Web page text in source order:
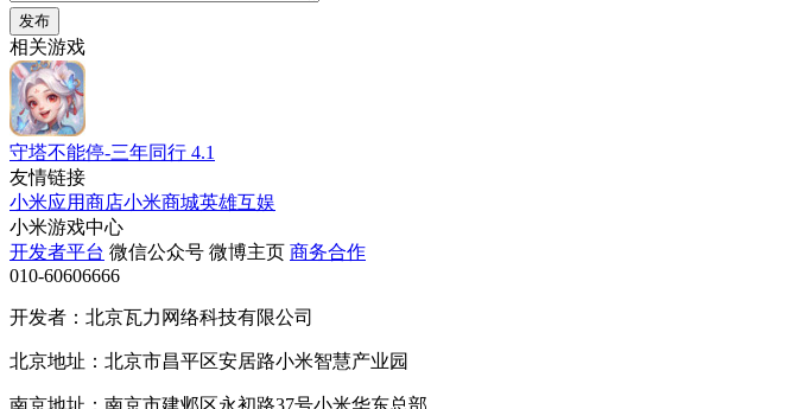
发布
相关游戏
守塔不能停-三年同行 4.1
友情链接
小米应用商店小米商城英雄互娱
小米游戏中心
开发者平台 微信公众号 微博主页 商务合作
010-60606666
开发者：北京瓦力网络科技有限公司
北京地址：北京市昌平区安居路小米智慧产业园
南京地址：南京市建邺区永初路37号小米华东总部